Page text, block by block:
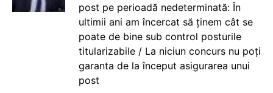
post pe perioadă nedeterminată: În
ultimii ani am încercat să ținem cât se
poate de bine sub control posturile
titularizabile / La niciun concurs nu poți
garanta de la început asigurarea unui
post